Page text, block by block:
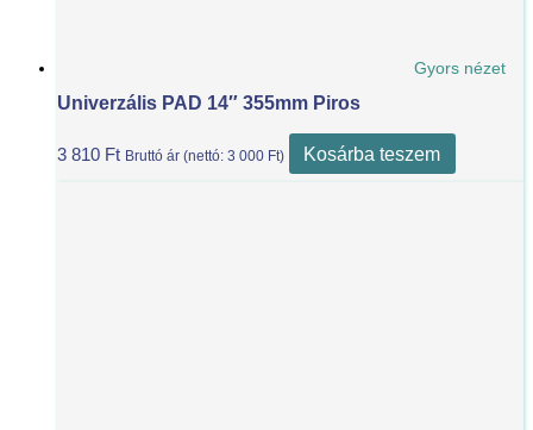
Gyors nézet
Univerzális PAD 14″ 355mm Piros
3 810 Ft Bruttó ár (nettó: 3 000 Ft) Kosárba teszem